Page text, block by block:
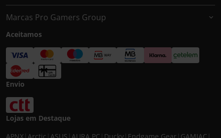
Marcas Pro Gamers Group
Aceitamos
Envio
Lojas em Destaque